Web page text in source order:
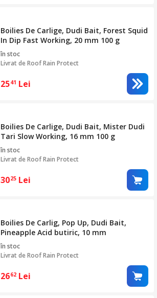
Boilies De Carlige, Dudi Bait, Forest Squid
In Dip Fast Working, 20 mm 100 g
în stoc
Livrat deRoof Rain Protect
2541 Lei
Boilies De Carlige, Dudi Bait, Mister Dudi
Tari Slow Working, 16 mm 100 g
în stoc
Livrat deRoof Rain Protect
3025 Lei
Boilies De Carlig, Pop Up, Dudi Bait,
Pineapple Acid butiric, 10 mm
în stoc
Livrat deRoof Rain Protect
2662 Lei